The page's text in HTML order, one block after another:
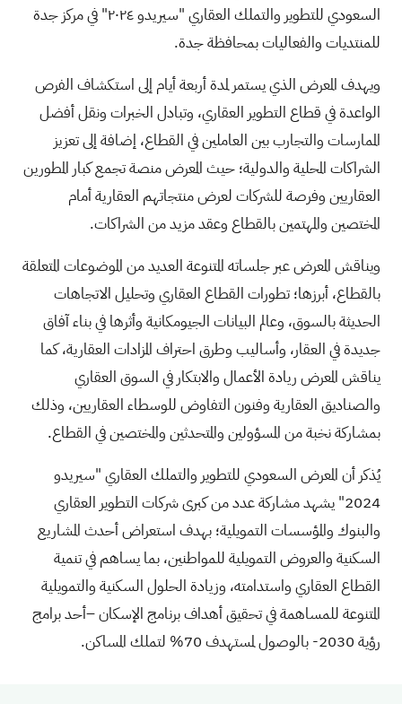
السعودي للتطوير والتملك العقاري "سيريدو ٢٠٢٤" في مركز جدة
للمنتديات والفعاليات بمحافظة جدة.
ويهدف المعرض الذي يستمر لمدة أربعة أيام إلى استكشاف الفرص
الواعدة في قطاع التطوير العقاري، وتبادل الخبرات ونقل أفضل
الممارسات والتجارب بين العاملين في القطاع، إضافة إلى تعزيز
الشراكات المحلية والدولية؛ حيث المعرض منصة تجمع كبار المطورين
العقاريين وفرصة للشركات لعرض منتجاتهم العقارية أمام
المختصين والمهتمين بالقطاع وعقد مزيد من الشراكات.
ويناقش المعرض عبر جلساته المتنوعة العديد من الموضوعات المتعلقة
بالقطاع، أبرزها؛ تطورات القطاع العقاري وتحليل الاتجاهات
الحديثة بالسوق، وعالم البيانات الجيومكانية وأثرها في بناء آفاق
جديدة في العقار، وأساليب وطرق احتراف المزادات العقارية، كما
يناقش المعرض ريادة الأعمال والابتكار في السوق العقاري
والصناديق العقارية وفنون التفاوض للوسطاء العقاريين، وذلك
بمشاركة نخبة من المسؤولين والمتحدثين والمختصين في القطاع.
يُذكر أن المعرض السعودي للتطوير والتملك العقاري "سيريدو
2024" يشهد مشاركة عدد من كبرى شركات التطوير العقاري
والبنوك والمؤسسات التمويلية؛ بهدف استعراض أحدث المشاريع
السكنية والعروض التمويلية للمواطنين، بما يساهم في تنمية
القطاع العقاري واستدامته، وزيادة الحلول السكنية والتمويلية
المتنوعة للمساهمة في تحقيق أهداف برنامج الإسكان –أحد برامج
رؤية 2030- بالوصول لمستهدف 70% لتملك المساكن.